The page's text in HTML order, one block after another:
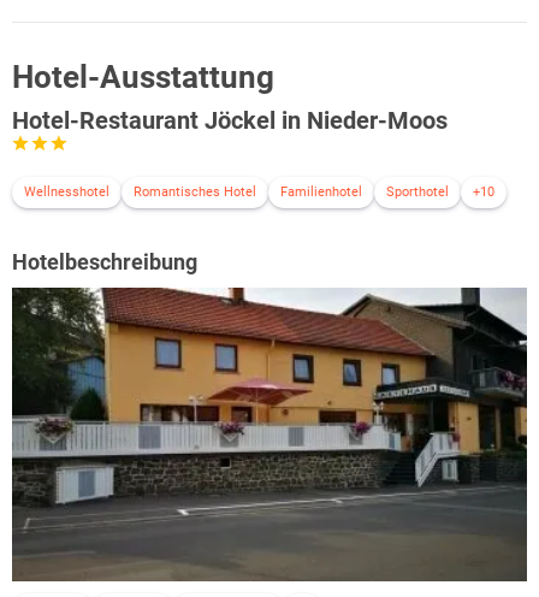
Hotel-Ausstattung
Hotel-Restaurant Jöckel in Nieder-Moos
Wellnesshotel Romantisches Hotel Familienhotel Sporthotel +10
Hotelbeschreibung